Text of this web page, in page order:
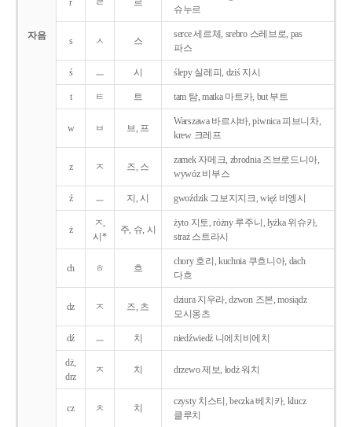
자음
r ㄹ 르
슈누르
s ㅅ 스
serce 세르체, srebro 스레브로, pas
파스
ś ㅡ 시 ślepy 실레피, dziś 지시
t ㅌ 트 tam 탐, matka 마트카, but 부트
w ㅂ 브, 프
Warszawa 바르샤바, piwnica 피브니차,
krew 크레프
z ㅈ 즈, 스
zamek 자메크, zbrodnia 즈브로드니아,
wywóz 비부스
ź ㅡ 지, 시 gwoździk 그보지지크, więź 비엥시
ż
ㅈ,
시*
주, 슈, 시
żyto 지토, różny 루주니, łyżka 위슈카,
straż 스트라시
ch ㅎ 흐
chory 호리, kuchnia 쿠흐니아, dach
다흐
dz ㅈ 즈, 츠
dziura 지우라, dzwon 즈본, mosiądz
모시옹츠
dź ㅡ 치 niedźwiedź 니에치비에치
dż,
drz
ㅈ 치 drzewo 제보, łodż 워치
cz ㅊ 치
czysty 치스티, beczka 베치카, klucz
클루치